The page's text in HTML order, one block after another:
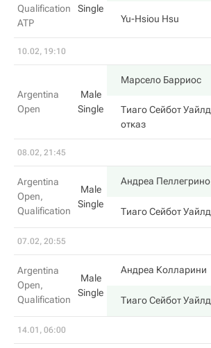
Qualification
ATP
Single
Yu-Hsiou Hsu
10.02, 19:10
Argentina
Open
Male
Single
Марсело Барриос
Тиаго Сейбот Уайлд
отказ
08.02, 21:45
Argentina
Open,
Qualification
Male
Single
Андреа Пеллегрино
Тиаго Сейбот Уайлд
07.02, 20:55
Argentina
Open,
Qualification
Male
Single
Андреа Колларини
Тиаго Сейбот Уайлд
14.01, 06:00